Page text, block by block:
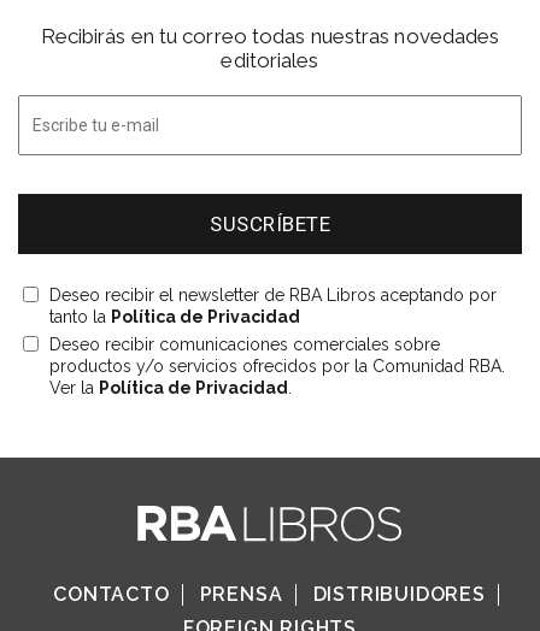
Recibirás en tu correo todas nuestras novedades
editoriales
Deseo recibir el newsletter de RBA Libros aceptando por
tanto la Política de Privacidad
Deseo recibir comunicaciones comerciales sobre
productos y/o servicios ofrecidos por la Comunidad RBA.
Ver la Política de Privacidad.
CONTACTO PRENSA
DISTRIBUIDORES